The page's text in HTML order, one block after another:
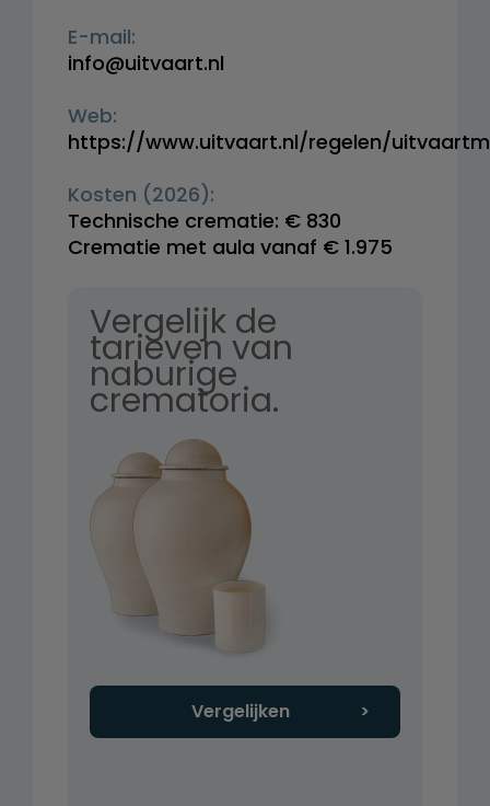
E-mail:
info@uitvaart.nl
Web:
https://www.uitvaart.nl/regelen/
Kosten (2026):
Technische crematie: € 830
Crematie met aula vanaf € 1.975
Vergelijk de
tarieven van
naburige
crematoria.
Vergelijken